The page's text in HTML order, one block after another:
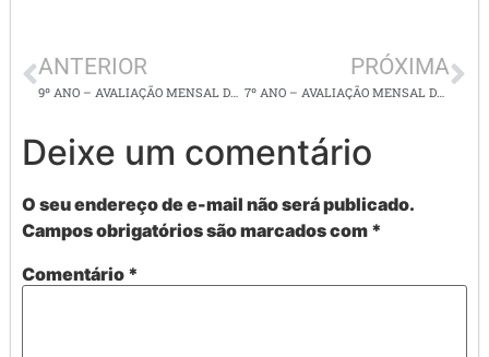
ANTERIOR PRÓXIMA
7º ANO – AVALIAÇÃO MENSAL DE GEOGRAFIA – 1º BIMESTRE
Deixe um comentário
O seu endereço de e-mail não será publicado.
Campos obrigatórios são marcados com *
Comentário *